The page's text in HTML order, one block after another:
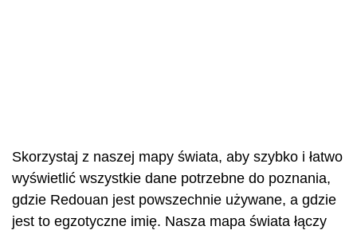
Skorzystaj z naszej mapy świata, aby szybko i łatwo
wyświetlić wszystkie dane potrzebne do poznania,
gdzie Redouan jest powszechnie używane, a gdzie
jest to egzotyczne imię. Nasza mapa świata łączy